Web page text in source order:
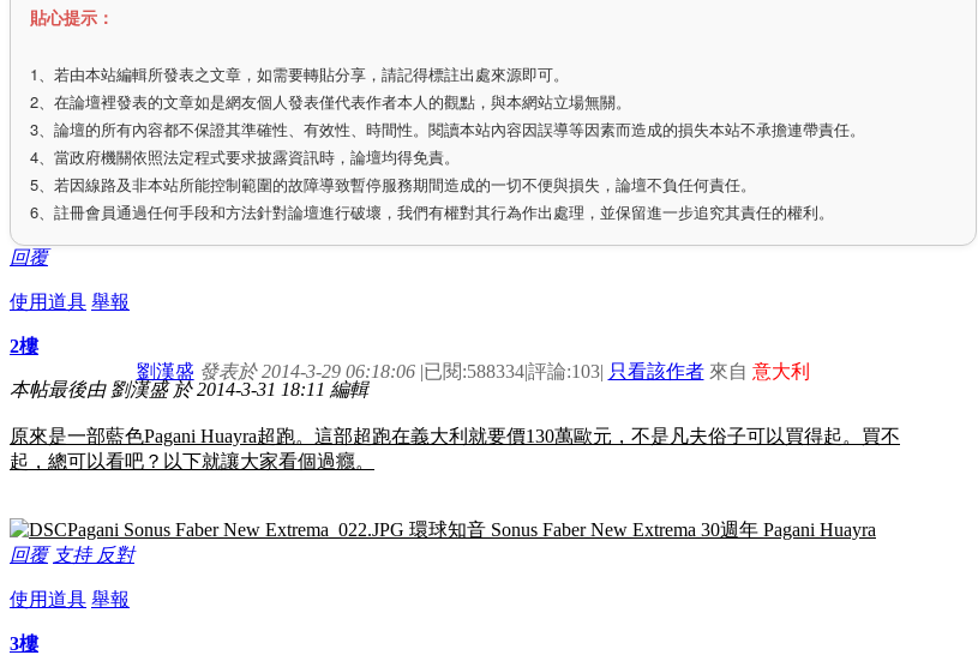
貼心提示：
1、若由本站編輯所發表之文章，如需要轉貼分享，請記得標註出處來源即可。
2、在論壇裡發表的文章如是網友個人發表僅代表作者本人的觀點，與本網站立場無關。
3、論壇的所有內容都不保證其準確性、有效性、時間性。閱讀本站內容因誤導等因素而造成的損失本站不承擔連帶責任。
4、當政府機關依照法定程式要求披露資訊時，論壇均得免責。
5、若因線路及非本站所能控制範圍的故障導致暫停服務期間造成的一切不便與損失，論壇不負任何責任。
6、註冊會員通過任何手段和方法針對論壇進行破壞，我們有權對其行為作出處理，並保留進一步追究其責任的權利。
回覆
使用道具 舉報
2樓
劉漢盛 發表於 2014-3-29 06:18:06 |已閱:588334|評論:103| 只看該作者來自 意大利
本帖最後由 劉漢盛 於 2014-3-31 18:11 編輯
原來是一部藍色Pagani Huayra超跑。這部超跑在義大利就要價130萬歐元，不是凡夫俗子可以買得起。買不
起，總可以看吧？以下就讓大家看個過癮。
回覆 支持 反對
使用道具 舉報
3樓